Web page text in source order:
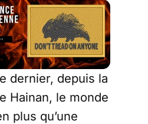
dernier, depuis la
Hainan, le monde
plus qu’une